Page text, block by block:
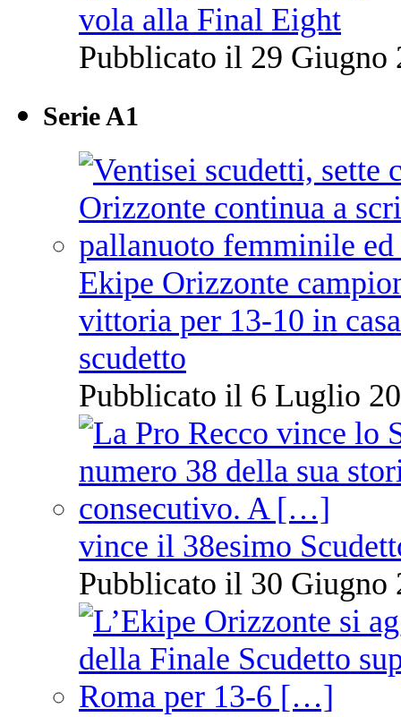
vola alla Final Eight
Pubblicato il 29 Giugno
Serie A1
Ekipe Orizzonte
vittoria per 13-10 in
scudetto
Pubblicato il 6 Luglio
vince il 38esimo
Pubblicato il 30 Giugno